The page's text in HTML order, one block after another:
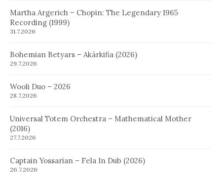
Martha Argerich – Chopin: The Legendary 1965
Recording (1999)
31.7.2026
Bohemian Betyars – Akárkifia (2026)
29.7.2026
Wooli Duo – 2026
28.7.2026
Universal Totem Orchestra – Mathematical Mother
(2016)
27.7.2026
Captain Yossarian – Fela In Dub (2026)
26.7.2026